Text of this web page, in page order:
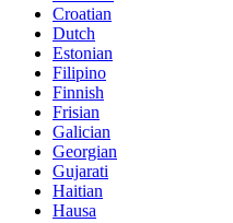
Croatian
Dutch
Estonian
Filipino
Finnish
Frisian
Galician
Georgian
Gujarati
Haitian
Hausa